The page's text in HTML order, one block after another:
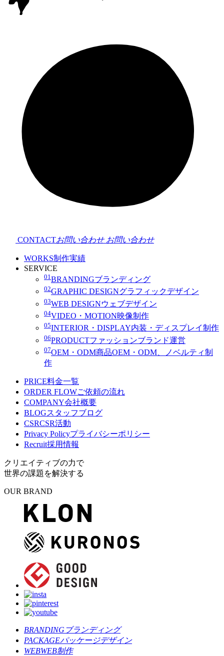
CONTACTお問い合わせ お問い合わせ
WORKS制作実績
SERVICE
01 BRANDINGブランディング
02GRAPHIC DESIGNグラフィックデザイン
03WEB DESIGNウェブデザイン
04VIDEO・MOTION映像制作
05INTERIOR・DISPLAY内装・ディスプレイ制作
06PRODUCTファッションブランド運営
07OEM・ODM商品OEM・ODM、ノベルティ制
作
PRICE料金一覧
ORDER FLOWご依頼の流れ
COMPANY会社概要
BLOGスタッフブログ
CSRCSR活動
Privacy Policyプライバシーポリシー
Recruit採用情報
クリエイティブの力で
世界の課題を解決する
OUR BRAND
BRANDING ブランディング
PACKAGEパッケージデザイン
WEBWEB制作